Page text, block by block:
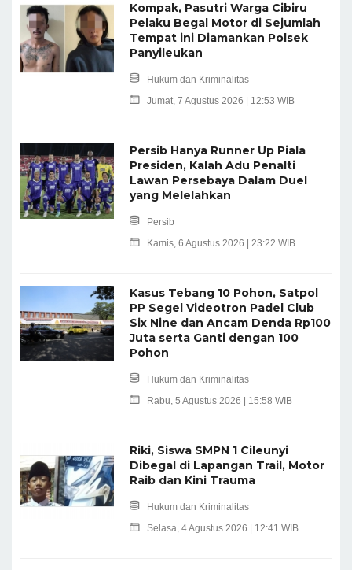
Kompak, Pasutri Warga Cibiru
Pelaku Begal Motor di Sejumlah
Tempat ini Diamankan Polsek
Panyileukan
Hukum dan Kriminalitas
Jumat, 7 Agustus 2026 | 12:53 WIB
Persib Hanya Runner Up Piala
Presiden, Kalah Adu Penalti
Lawan Persebaya Dalam Duel
yang Melelahkan
Persib
Kamis, 6 Agustus 2026 | 23:22 WIB
Kasus Tebang 10 Pohon, Satpol
PP Segel Videotron Padel Club
Six Nine dan Ancam Denda Rp100
Juta serta Ganti dengan 100
Pohon
Hukum dan Kriminalitas
Rabu, 5 Agustus 2026 | 15:58 WIB
Riki, Siswa SMPN 1 Cileunyi
Dibegal di Lapangan Trail, Motor
Raib dan Kini Trauma
Hukum dan Kriminalitas
Selasa, 4 Agustus 2026 | 12:41 WIB